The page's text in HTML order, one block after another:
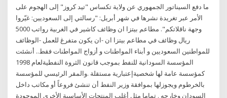
ما دفع السيناتور الجمهوري عن ولاية تكساس "تيد كروز" إلى الهجوم على
الأمر عبر تغريدة نشرها في شهر أبريل: "رسالتي إلى السعوديين: غيّروا
وجهة ناقلاتكم". مطاعم بيتزا ان وظائف كاشير في الغربية رواتب 5000
ريال وظائف في مطاعم بيتزا ان -ان يكون متفرغ للعمل -الوظائف
للمواطنين السعوديين و أبناء المواطنات و أزواج المواطنات فقط.. أنشئت
المؤسسة السودانية للنفط بموجب قانون الثروة النفطيةلعام 1998
كمؤسسة عامة لها شخصيةإعتبارية مستقلة .والمقر الرئيسي للمؤسسة
بالخرطوم ويجوزلها بموافقة وزير النفط أن تنشئ فروعاً أو مكاتب داخل
السودان وخارجه . تماما مثل أغلب المنتجات الأساسية الأخرى الموجودة